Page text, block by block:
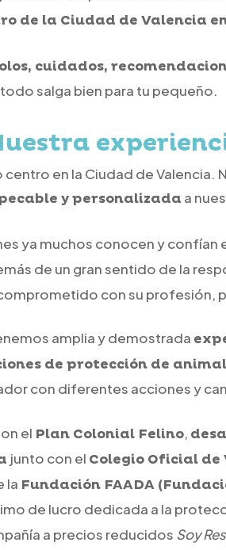
de la Ciudad de Valencia
cuidados,
salga bien para tu pequeño.
uestra
centro en la Ciudad de
y personalizada a
ya muchos conocen y confían
de un gran sentido de la
con su profesión,
amplia y demostrada
de protección de animal
con diferentes acciones y
el Plan Colonial Felino,
junto con el Colegio Oficial
la Fundación FAADA
de lucro dedicada a la
a precios reducidos Soy